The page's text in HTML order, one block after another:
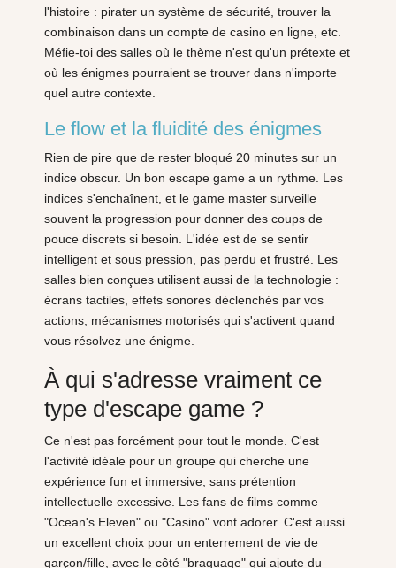
l'histoire : pirater un système de sécurité, trouver la
combinaison dans un compte de casino en ligne, etc.
Méfie-toi des salles où le thème n'est qu'un prétexte et
où les énigmes pourraient se trouver dans n'importe
quel autre contexte.
Le flow et la fluidité des énigmes
Rien de pire que de rester bloqué 20 minutes sur un
indice obscur. Un bon escape game a un rythme. Les
indices s'enchaînent, et le game master surveille
souvent la progression pour donner des coups de
pouce discrets si besoin. L'idée est de se sentir
intelligent et sous pression, pas perdu et frustré. Les
salles bien conçues utilisent aussi de la technologie :
écrans tactiles, effets sonores déclenchés par vos
actions, mécanismes motorisés qui s'activent quand
vous résolvez une énigme.
À qui s'adresse vraiment ce
type d'escape game ?
Ce n'est pas forcément pour tout le monde. C'est
l'activité idéale pour un groupe qui cherche une
expérience fun et immersive, sans prétention
intellectuelle excessive. Les fans de films comme
"Ocean's Eleven" ou "Casino" vont adorer. C'est aussi
un excellent choix pour un enterrement de vie de
garçon/fille, avec le côté "braquage" qui ajoute du